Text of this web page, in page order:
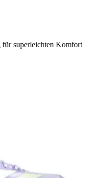
superleichten Komfort